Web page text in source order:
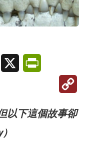
Line X
以下這個故事卻